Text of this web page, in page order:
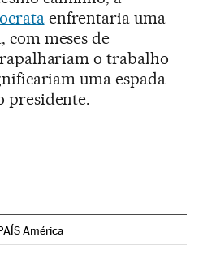
enfrentaria uma
com meses de
o trabalho
uma espada
presidente.
América